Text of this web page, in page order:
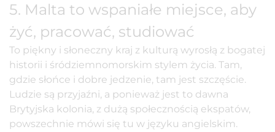
5. Malta to wspaniałe miejsce, aby
żyć, pracować, studiować
To piękny i słoneczny kraj z kulturą wyrosłą z bogatej
historii i śródziemnomorskim stylem życia. Tam,
gdzie słońce i dobre jedzenie, tam jest szczęście.
Ludzie są przyjaźni, a ponieważ jest to dawna
Brytyjska kolonia, z dużą społecznością ekspatów,
powszechnie mówi się tu w języku angielskim.